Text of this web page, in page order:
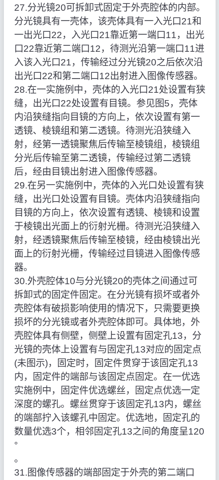
27.分光镜20可拆卸式固定于外壳腔体的内部。
分光镜具有一壳体，该壳体具有一入光口21和
一出光口22，入光口21靠近第一端口11，出光
口22靠近第二端口12，待测光沿第一端口11进
入该入光口21，传输经过分光镜20之后依次沿
出光口22和第二端口12出射进入图像传感器。
28.在一实施例中，壳体的入光口21处设置有狭
缝，出光口22处设置有目镜。参见图5，壳体
内沿狭缝指向目镜的方向上，依次设置有第一
透镜、棱镜组和第二透镜。待测光沿狭缝入
射，经第一透镜聚焦后传输至棱镜组，棱镜组
分光后传输至第二透镜，传输经过第二透镜
后，经由目镜出射进入图像传感器。
29.在另一实施例中，壳体的入光口处设置有狭
缝，出光口处设置有目镜。壳体内沿狭缝指向
目镜的方向上，依次设置有透镜、棱镜和设置
于棱镜出光面上的衍射光栅。待测光沿狭缝入
射，经透镜聚焦后传输至棱镜，经由棱镜出光
面上的衍射光栅，传输经过目镜进入图像传感
器。
30.外壳腔体10与分光镜20的壳体之间通过可
拆卸式的固定件固定。在分光镜有损坏或者外
壳腔体有破损影响使用的情况下，只需要更换
损坏的分光镜或者外壳腔体即可。具体地，外
壳腔体具有侧壁，侧壁上设置有固定孔13，分
光镜的壳体上设置有与固定孔13对应的固定点
(未图示)，固定时，固定件贯穿于该固定孔13
内，固定件的端部与该固定点固定。在一优选
实施例中，固定件优选螺丝，固定点优选一定
深度的螺孔。螺丝贯穿于该固定孔13内，螺丝
的端部拧入该螺孔中固定。优选地，固定孔的
数量优选3个，相邻固定孔13之间的角度呈120
°
。
31.图像传感器的端部固定于外壳的第二端口